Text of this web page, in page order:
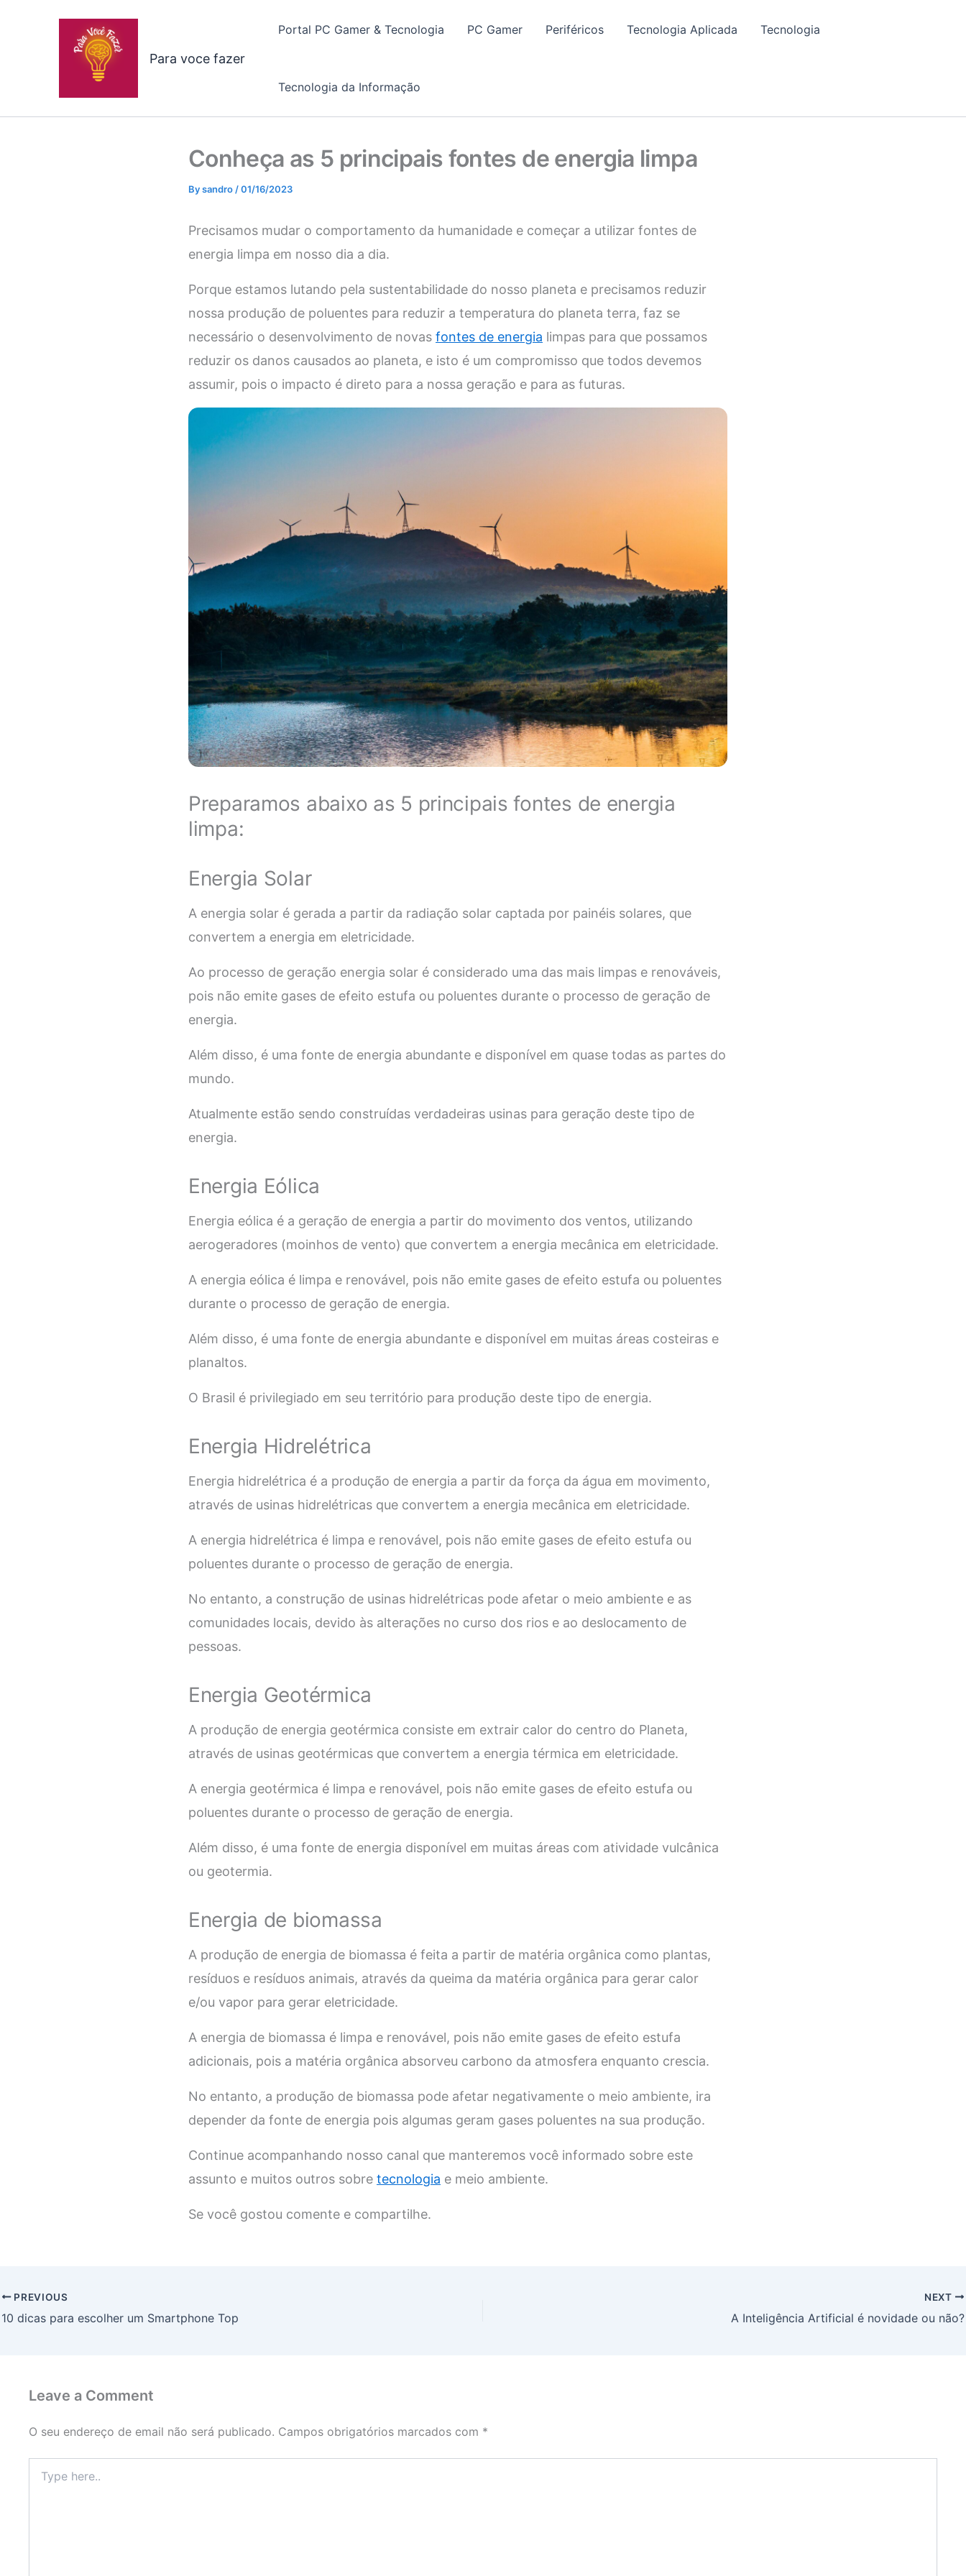
Para voce fazer
Portal PC Gamer & Tecnologia PC Gamer Periféricos Tecnologia Aplicada Tecnologia
Tecnologia da Informação
Conheça as 5 principais fontes de energia limpa
Bysandro /01/16/2023
Precisamos mudar o comportamento da humanidade e começar a utilizar fontes de
energia limpa em nosso dia a dia.
Porque estamos lutando pela sustentabilidade do nosso planeta e precisamos reduzir
nossa produção de poluentes para reduzir a temperatura do planeta terra, faz se
necessário o desenvolvimento de novas fontes de energia limpas para que possamos
reduzir os danos causados ao planeta, e isto é um compromisso que todos devemos
assumir, pois o impacto é direto para a nossa geração e para as futuras.
Preparamos abaixo as 5 principais fontes de energia
limpa:
Energia Solar
A energia solar é gerada a partir da radiação solar captada por painéis solares, que
convertem a energia em eletricidade.
Ao processo de geração energia solar é considerado uma das mais limpas e renováveis,
pois não emite gases de efeito estufa ou poluentes durante o processo de geração de
energia.
Além disso, é uma fonte de energia abundante e disponível em quase todas as partes do
mundo.
Atualmente estão sendo construídas verdadeiras usinas para geração deste tipo de
energia.
Energia Eólica
Energia eólica é a geração de energia a partir do movimento dos ventos, utilizando
aerogeradores (moinhos de vento) que convertem a energia mecânica em eletricidade.
A energia eólica é limpa e renovável, pois não emite gases de efeito estufa ou poluentes
durante o processo de geração de energia.
Além disso, é uma fonte de energia abundante e disponível em muitas áreas costeiras e
planaltos.
O Brasil é privilegiado em seu território para produção deste tipo de energia.
Energia Hidrelétrica
Energia hidrelétrica é a produção de energia a partir da força da água em movimento,
através de usinas hidrelétricas que convertem a energia mecânica em eletricidade.
A energia hidrelétrica é limpa e renovável, pois não emite gases de efeito estufa ou
poluentes durante o processo de geração de energia.
No entanto, a construção de usinas hidrelétricas pode afetar o meio ambiente e as
comunidades locais, devido às alterações no curso dos rios e ao deslocamento de
pessoas.
Energia Geotérmica
A produção de energia geotérmica consiste em extrair calor do centro do Planeta,
através de usinas geotérmicas que convertem a energia térmica em eletricidade.
A energia geotérmica é limpa e renovável, pois não emite gases de efeito estufa ou
poluentes durante o processo de geração de energia.
Além disso, é uma fonte de energia disponível em muitas áreas com atividade vulcânica
ou geotermia.
Energia de biomassa
A produção de energia de biomassa é feita a partir de matéria orgânica como plantas,
resíduos e resíduos animais, através da queima da matéria orgânica para gerar calor
e/ou vapor para gerar eletricidade.
A energia de biomassa é limpa e renovável, pois não emite gases de efeito estufa
adicionais, pois a matéria orgânica absorveu carbono da atmosfera enquanto crescia.
No entanto, a produção de biomassa pode afetar negativamente o meio ambiente, ira
depender da fonte de energia pois algumas geram gases poluentes na sua produção.
Continue acompanhando nosso canal que manteremos você informado sobre este
assunto e muitos outros sobre tecnologia e meio ambiente.
Se você gostou comente e compartilhe.
PREVIOUS
10 dicas para escolher um Smartphone Top
NEXT
A Inteligência Artificial é novidade ou não?
Leave a Comment
O seu endereço de email não será publicado. Campos obrigatórios marcados com *
here..